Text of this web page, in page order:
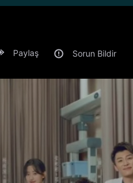
Paylaş Sorun Bildir